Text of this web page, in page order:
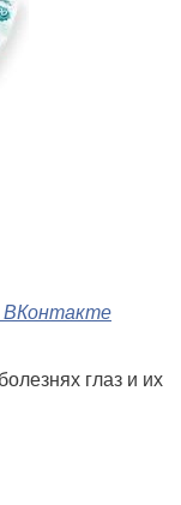
глаз и их